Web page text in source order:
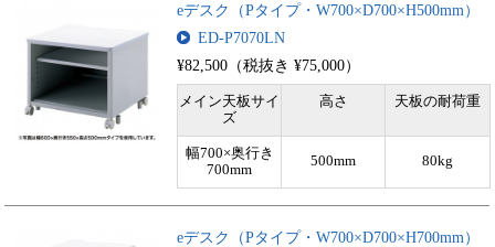
eデスク（Pタイプ・W700×D700×H500mm）
ED-P7070LN
¥82,500（税抜き ¥75,000）
メイン天板サイ
ズ
高さ 天板の耐荷重
幅700×奥行き
700mm
500mm 80kg
eデスク（Pタイプ・W700×D700×H700mm）